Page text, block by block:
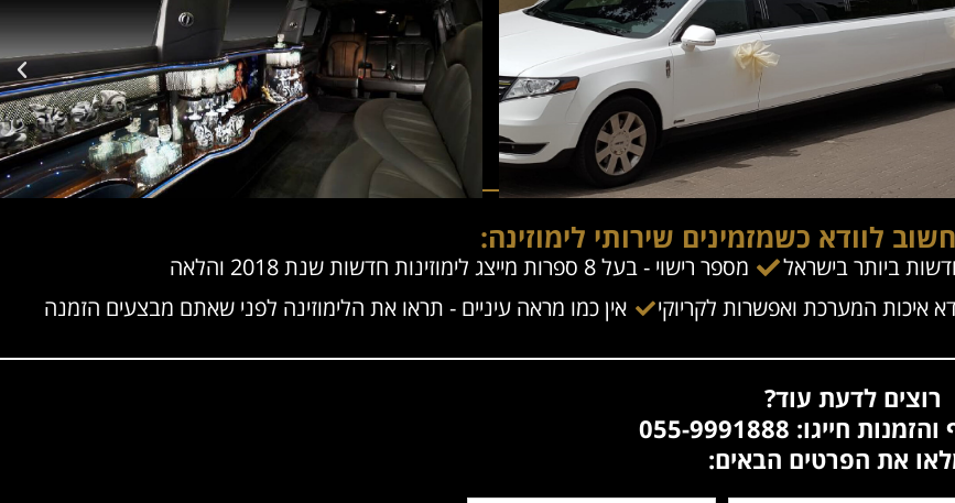
לוודא כשמזמינים שירותי לימוזינה:
ביותר בישראל
מספר רישוי - בעל 8 ספרות מייצג לימוזינות חדשות שנת 2018 והלאה
איכות המערכת ואפשרות לקריוקי אין כמו מראה עיניים - תראו את הלימוזינה לפני שאתם מבצעים הזמנה
רוצים לדעת עוד?
חייגו: 055-9991888
את הפרטים הבאים: